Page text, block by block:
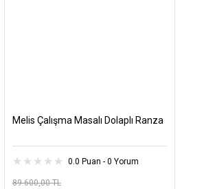
Melis Çalışma Masalı Dolaplı Ranza
0.0 Puan - 0 Yorum
89.600,00 TL